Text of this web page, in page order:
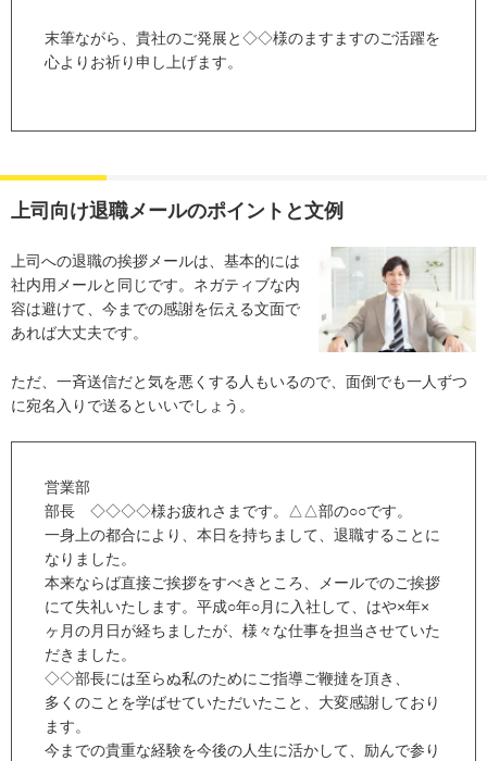
末筆ながら、貴社のご発展と◇◇様のますますのご活躍を
心よりお祈り申し上げます。
上司向け退職メールのポイントと文例
上司への退職の挨拶メールは、基本的には
社内用メールと同じです。ネガティブな内
容は避けて、今までの感謝を伝える文面で
あれば大丈夫です。
ただ、一斉送信だと気を悪くする人もいるので、面倒でも一人ずつ
に宛名入りで送るといいでしょう。
営業部
部長 ◇◇◇◇様お疲れさまです。△△部の○○です。
一身上の都合により、本日を持ちまして、退職することに
なりました。
本来ならば直接ご挨拶をすべきところ、メールでのご挨拶
にて失礼いたします。平成○年○月に入社して、はや×年×
ヶ月の月日が経ちましたが、様々な仕事を担当させていた
だきました。
◇◇部長には至らぬ私のためにご指導ご鞭撻を頂き、
多くのことを学ばせていただいたこと、大変感謝しており
ます。
今までの貴重な経験を今後の人生に活かして、励んで参り